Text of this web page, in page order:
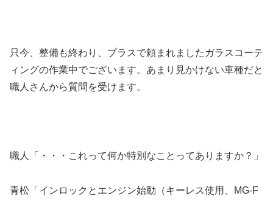
只今、整備も終わり、プラスで頼まれましたガラスコーテ
ィングの作業中でございます。あまり見かけない車種だと
職人さんから質問を受けます。
職人「・・・これって何か特別なことってありますか？」
青松「インロックとエンジン始動（キーレス使用、MG-F